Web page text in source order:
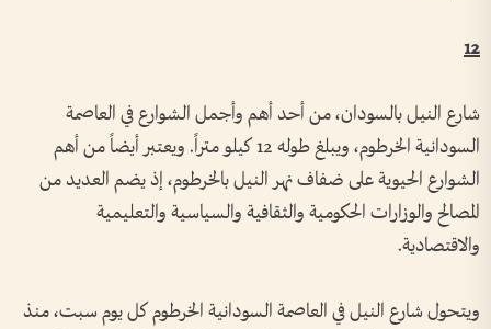
12
شارع النيل بالسودان، من أحد أهم وأجمل الشوارع في العاصمة
السودانية الخرطوم، ويبلغ طوله 12 كيلو متراً. ويعتبر أيضاً من أهم
الشوارع الحيوية على ضفاف نهر النيل بالخرطوم، إذ يضم العديد من
المصالح والوزارات الحكومية والثقافية والسياسية والتعليمية
والاقتصادية.
ويتحول شارع النيل في العاصمة السودانية الخرطوم كل يوم سبت، منذ